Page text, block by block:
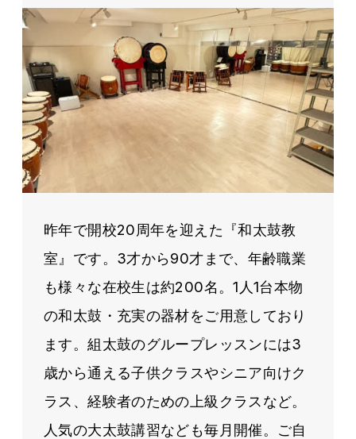
昨年で開校20周年を迎えた『和太鼓教
室』です。3才から90才まで、年齢職業
も様々な在校生は約200名。1人1台本物
の和太鼓・充実の器材をご用意しており
ます。組太鼓のグループレッスンには3
歳から通える子供クラスやシニア向けク
ラス、経験者のための上級クラスなど。
人気の大太鼓講習なども毎月開催。ご自